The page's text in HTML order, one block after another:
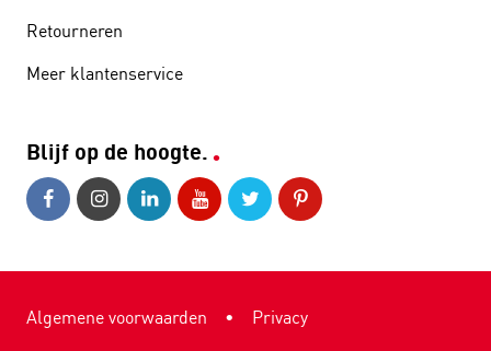
Retourneren
Meer klantenservice
Blijf op de hoogte.
Algemene voorwaarden • Privacy